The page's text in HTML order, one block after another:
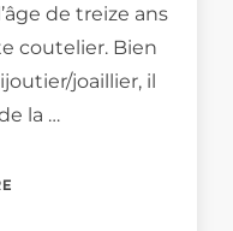
de treize ans
coutelier. Bien
joaillier, il
la …